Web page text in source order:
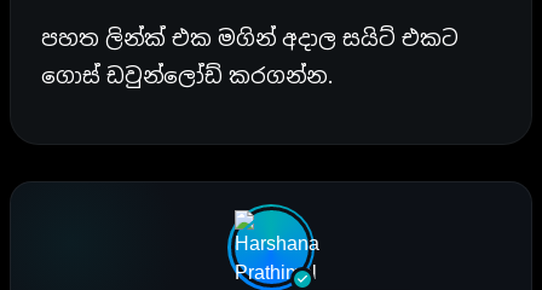
පහත ලින්ක් එක මගින් අදාල සයිට් එකට
ගොස් ඩවුන්ලෝඩ් කරගන්න.